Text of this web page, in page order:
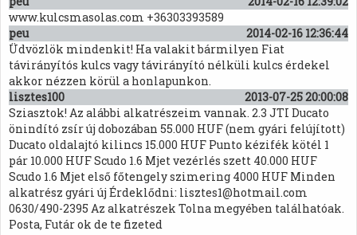
www.kulcsmasolas.com +36303393589
peu
2014-02-16 12:36:44
Üdvözlök mindenkit! Ha valakit bármilyen Fiat
távirányítós kulcs vagy távirányító nélküli kulcs érdekel
akkor nézzen körül a honlapunkon.
lisztes100
2013-07-25 20:00:08
Sziasztok! Az alábbi alkatrészeim vannak. 2.3 JTI Ducato
önindító zsír új dobozában 55.000 HUF (nem gyári felújított)
Ducato oldalajtó kilincs 15.000 HUF Punto kézifék kötél 1
pár 10.000 HUF Scudo 1.6 Mjet vezérlés szett 40.000 HUF
Scudo 1.6 Mjet első főtengely szimering 4000 HUF Minden
alkatrész gyári új Érdeklődni: lisztes1@hotmail.com
0630/490-2395 Az alkatrészek Tolna megyében találhatóak.
Posta, Futár ok de te fizeted